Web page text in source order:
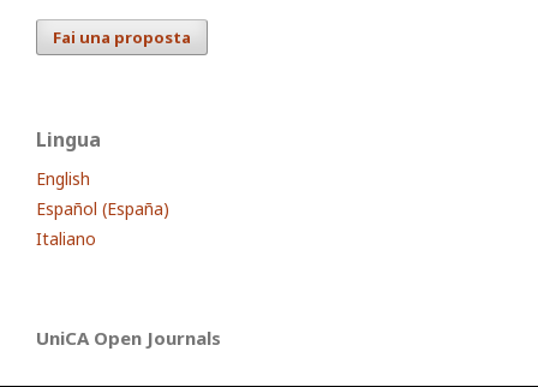
Fai una proposta
Lingua
English
Español (España)
Italiano
UniCA Open Journals